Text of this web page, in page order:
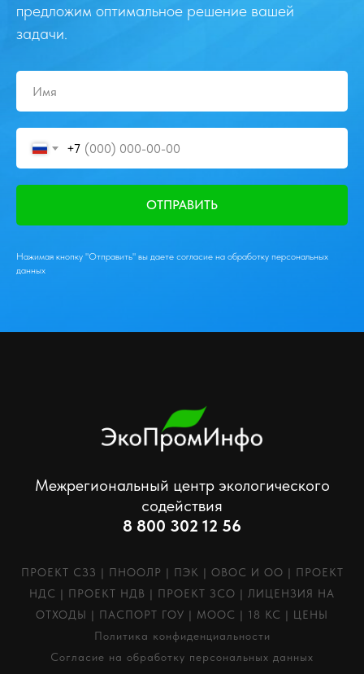
предложим оптимальное решение вашей
задачи.
+7
ОТПРАВИТЬ
Нажимая кнопку "Отправить" вы даете согласие на обработку персональных
данных
Межрегиональный центр экологического
содействия
8 800 302 12 56
ПРОЕКТ СЗЗ | ПНООЛР | ПЭК | ОВОС И ОО | ПРОЕКТ
НДС | ПРОЕКТ НДВ | ПРОЕКТ ЗСО | ЛИЦЕНЗИЯ НА
ОТХОДЫ | ПАСПОРТ ГОУ | МООС | 18 КС | ЦЕНЫ
Политика конфиденциальности
Согласие на обработку персональных данных